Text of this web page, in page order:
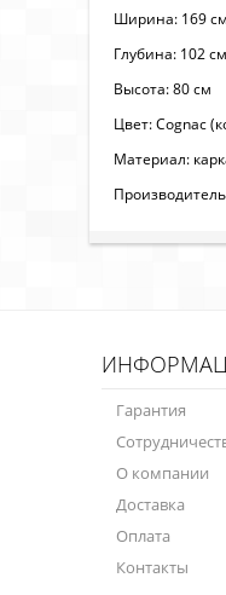
Ширина: 169 см
Глубина: 102 см
Высота: 80 см
Цвет: Cognac
Материал:
Гарантия
О компании
Доставка
Оплата
Контакты